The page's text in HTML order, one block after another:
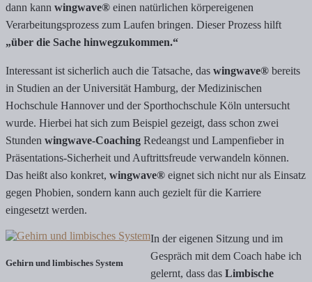
dann kann wingwave® einen natürlichen körpereigenen
Verarbeitungsprozess zum Laufen bringen. Dieser Prozess hilft
„über die Sache hinwegzukommen.“
Interessant ist sicherlich auch die Tatsache, das wingwave® bereits
in Studien an der Universität Hamburg, der Medizinischen
Hochschule Hannover und der Sporthochschule Köln untersucht
wurde. Hierbei hat sich zum Beispiel gezeigt, dass schon zwei
Stunden wingwave-Coaching Redeangst und Lampenfieber in
Präsentations-Sicherheit und Auftrittsfreude verwandeln können.
Das heißt also konkret, wingwave® eignet sich nicht nur als Einsatz
gegen Phobien, sondern kann auch gezielt für die Karriere
eingesetzt werden.
Gehirn und limbisches System
In der eigenen Sitzung und im
Gespräch mit dem Coach habe ich
gelernt, dass das Limbische